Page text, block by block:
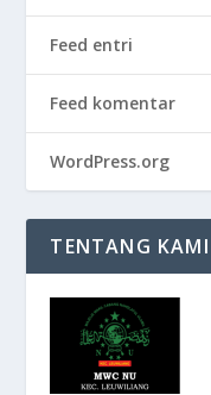
Feed entri
Feed komentar
WordPress.org
TENTANG KAMI